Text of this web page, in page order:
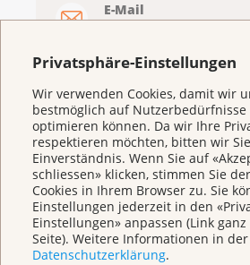
Privatsphäre-Einstellungen
Wir verwenden Cookies, damit wir
bestmöglich auf
optimieren können. Da wir Ihre
respektieren möchten, bitten wir
Einverständnis. Wenn Sie auf
schliessen» klicken, stimmen Sie
Cookies in Ihrem Browser zu. Sie
Einstellungen jederzeit in den
Einstellungen» anpassen (Link
Seite). Weitere Informationen in der
Datenschutzerklärung.
E-Mail
Chat
Montag – Freitag: 10 –